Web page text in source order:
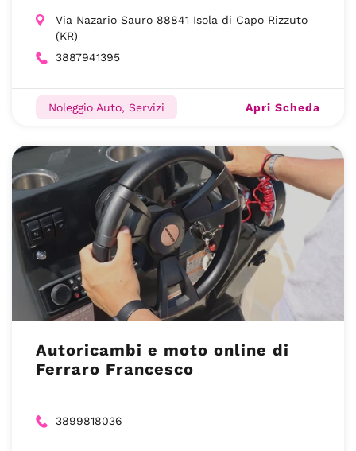
Via Nazario Sauro 88841 Isola di Capo Rizzuto
(KR)
3887941395
Noleggio Auto, Servizi Apri Scheda
Autoricambi e moto online di
Ferraro Francesco
3899818036